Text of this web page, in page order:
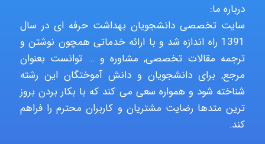
درباره ما:
سایت تخصصی دانشجویان بهداشت حرفه ای در سال
1391 راه اندازه شد و با ارائه خدماتی همچون نوشتن و
ترجمه مقالات تخصصی, مشاوره و … توانست بعنوان
مرجع, برای دانشجویان و دانش آموختگان این رشته
شناخته شود و همواره سعی می کند که با بکار بردن بروز
ترین متدها رضایت مشتریان و کاربران محترم را فراهم
کند.